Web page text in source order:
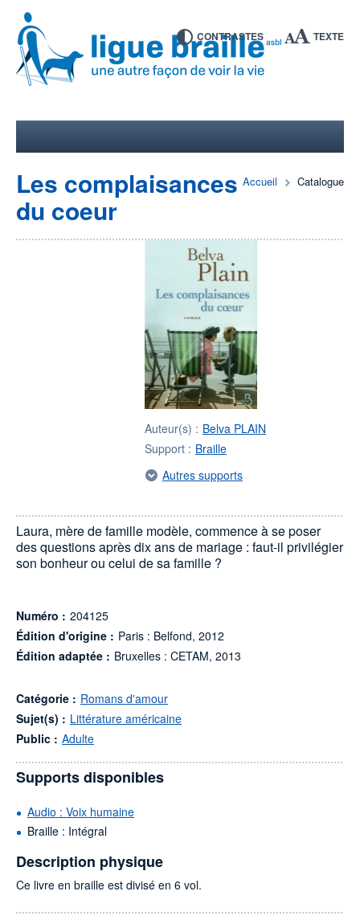
CONTRASTES TEXTE
Accueil Catalogue
Les complaisances
du coeur
Auteur(s) : Belva PLAIN
Support : Braille
Autres supports
Laura, mère de famille modèle, commence à se poser
des questions après dix ans de mariage : faut-il privilégier
son bonheur ou celui de sa famille ?
Numéro : 204125
Édition d'origine : Paris : Belfond, 2012
Édition adaptée : Bruxelles : CETAM, 2013
Catégorie : Romans d'amour
Sujet(s) : Littérature américaine
Public : Adulte
Supports disponibles
Audio : Voix humaine
Braille : Intégral
Description physique
Ce livre en braille est divisé en 6 vol.